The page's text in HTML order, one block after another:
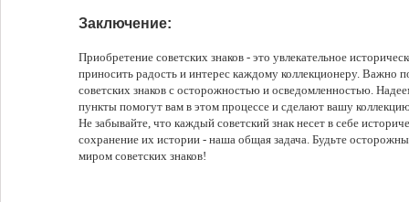
Заключение:
Приобретение советских знаков - это увлекательное
приносить радость и интерес каждому коллекционеру. Важно
советских знаков с осторожностью и осведомленностью.
пункты помогут вам в этом процессе и сделают вашу
Не забывайте, что каждый советский знак несет в себе
сохранение их истории - наша общая задача. Будьте
миром советских знаков!